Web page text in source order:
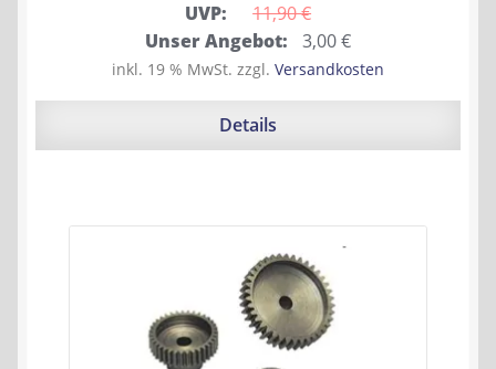
UVP: 11,90 €
Ursprünglicher
Preis
war:
Unser Angebot: 3,00€Aktueller
Preis
ist:
inkl. 19 % MwSt. zzgl. Versandkosten
Details